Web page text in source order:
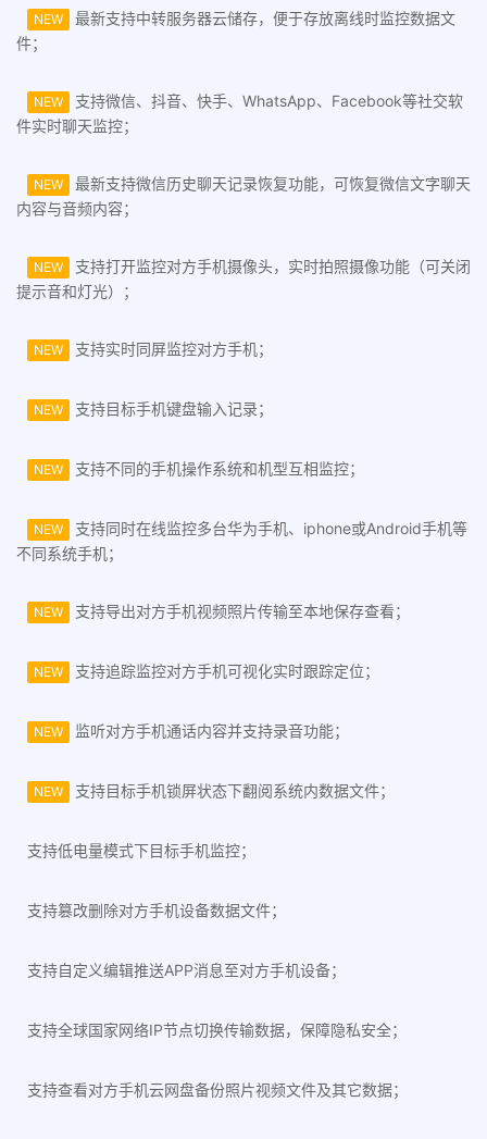
NEW
最新支持中转服务器云储存，便于存放离线时监控数据文
件；
NEW
支持微信、抖音、快手、WhatsApp、Facebook等社交软
件实时聊天监控；
NEW
最新支持微信历史聊天记录恢复功能，可恢复微信文字聊天
内容与音频内容；
NEW
支持打开监控对方手机摄像头，实时拍照摄像功能（可关闭
提示音和灯光）；
NEW 支持实时同屏监控对方手机；
NEW 支持目标手机键盘输入记录；
NEW 支持不同的手机操作系统和机型互相监控；
NEW
支持同时在线监控多台华为手机、iphone或Android手机等
不同系统手机；
NEW 支持导出对方手机视频照片传输至本地保存查看；
NEW 支持追踪监控对方手机可视化实时跟踪定位；
NEW 监听对方手机通话内容并支持录音功能；
NEW 支持目标手机锁屏状态下翻阅系统内数据文件；
支持低电量模式下目标手机监控；
支持篡改删除对方手机设备数据文件；
支持自定义编辑推送APP消息至对方手机设备；
支持全球国家网络IP节点切换传输数据，保障隐私安全；
支持查看对方手机云网盘备份照片视频文件及其它数据；